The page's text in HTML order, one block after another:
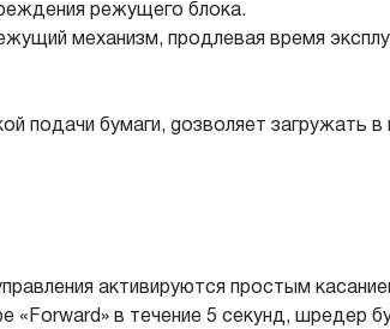
режущего блока.
механизм, продлевая время
подачи бумаги, gозволяет загружать
активируются простым
«Forward» в течение 5 секунд, шредер